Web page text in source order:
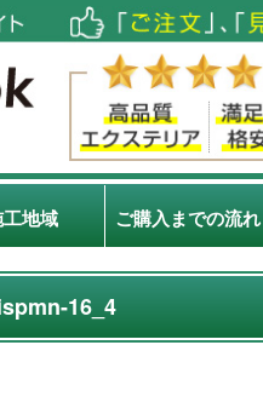
地域 ご購入までの流れ
16_4